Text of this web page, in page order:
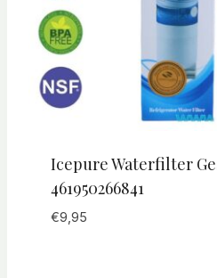
Icepure Waterfilter
461950266841
€9,95